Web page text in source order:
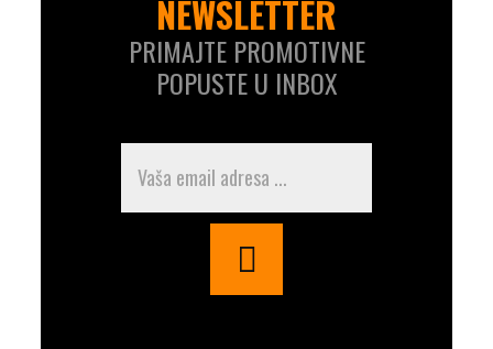
NEWSLETTER
PRIMAJTE PROMOTIVNE
POPUSTE U INBOX